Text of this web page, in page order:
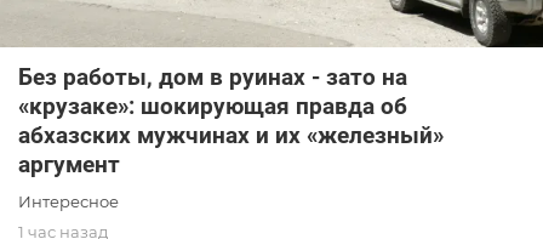
Без работы, дом в руинах - зато на
«крузаке»: шокирующая правда об
абхазских мужчинах и их «железный»
аргумент
Интересное
1 час назад